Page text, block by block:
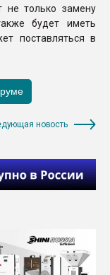
не только замену
будет иметь
поставляться в
новость